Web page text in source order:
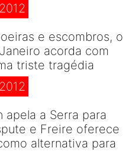
e escombros, o
acorda com
triste tragédia
apela a Serra para
e Freire oferece
alternativa para